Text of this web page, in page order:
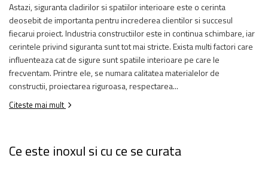
Astazi, siguranta cladirilor si spatiilor interioare este o cerinta
deosebit de importanta pentru increderea clientilor si succesul
fiecarui proiect. Industria constructiilor este in continua schimbare, iar
cerintele privind siguranta sunt tot mai stricte. Exista multi factori care
influenteaza cat de sigure sunt spatiile interioare pe care le
frecventam. Printre ele, se numara calitatea materialelor de
constructii, proiectarea riguroasa, respectarea...
Citeste mai mult
Ce este inoxul si cu ce se curata